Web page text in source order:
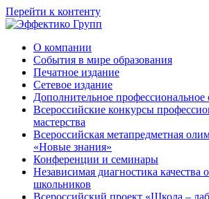
Перейти к контенту
О компании
События в мире образования
Печатное издание
Сетевое издание
Дополнительное профессиональное
Всероссийские конкурсы
мастерства
Всероссийская метапредметная
«Новые знания»
Конференции и семинары
Независимая диагностика качества
школьников
Всероссийский проект «Школа –